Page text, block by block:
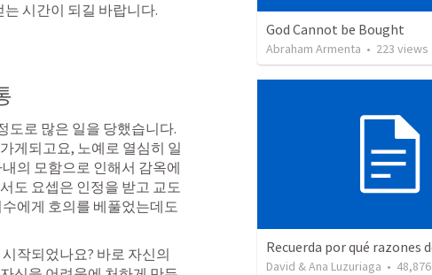
시간이 되길 바랍니다.
도로 많은 일을 당했습니다.
게되고요, 노예로 열심히 일
의 모함으로 인해서 감옥에
도 요셉은 인정을 받고 교도
에게 호의를 베풀었는데도
작되었나요? 바로 자신의
God Cannot be Bought
Abraham Armenta • 223 views
David & Ana Luzuriaga • 48,876